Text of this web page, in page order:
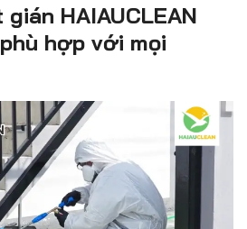
HAIAUCLEAN
hợp với mọi